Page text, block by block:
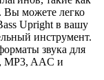
можете легко
Upright в вашу
инструмент.
звука для
MP3, AAC и